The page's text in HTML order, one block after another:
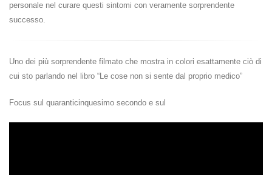
personale nel curare questi sintomi con veramente sorprendente
successo.
Uno dei più sorprendente filmato che mostra in colori esattamente ciò di
cui sto parlando nel libro “Le cose non si sente dal proprio medico”
Focus sul quaranticinquesimo secondo e sul